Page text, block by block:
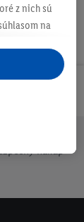
nákup
z nich sú
na
nich. Ak
spracúvajú
do svojho
adresy,